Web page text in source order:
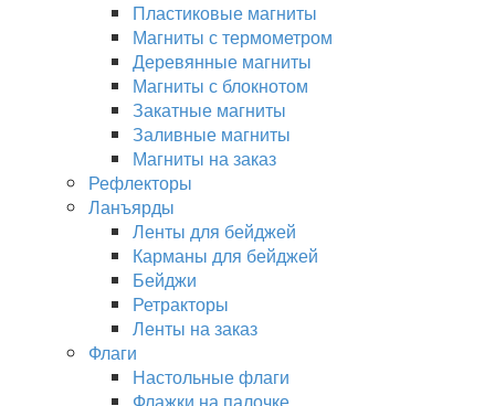
Пластиковые магниты
Магниты с термометром
Деревянные магниты
Магниты с блокнотом
Закатные магниты
Заливные магниты
Магниты на заказ
Рефлекторы
Ланъярды
Ленты для бейджей
Карманы для бейджей
Бейджи
Ретракторы
Ленты на заказ
Флаги
Настольные флаги